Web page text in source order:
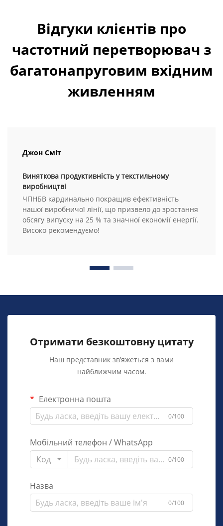
Відгуки клієнтів про
частотний перетворювач з
багатонапруговим вхідним
живленням
Джон Сміт
Виняткова продуктивність у текстильному
виробництві
ЧПНБВ кардинально покращив ефективність
нашої виробничої лінії, що призвело до зростання
обсягу випуску на 25 % та значної економії енергії.
Високо рекомендуємо!
Отримати безкоштовну цитату
Наш представник зв’яжеться з вами
найближчим часом.
Електронна пошта
0/100
Мобільний телефон / WhatsApp
Код
0/100
Назва
0/100